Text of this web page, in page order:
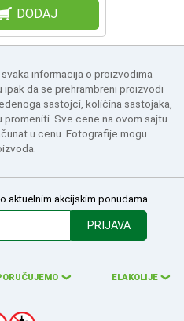
DODAJ
informacija o proizvodima
da se prehrambreni proizvodi
sastojci, količina sastojaka,
Sve cene na ovom sajtu
u cenu. Fotografije mogu
aktuelnim akcijskim ponudama
PRIJAVA
❮ ELAKOLIJE ❮